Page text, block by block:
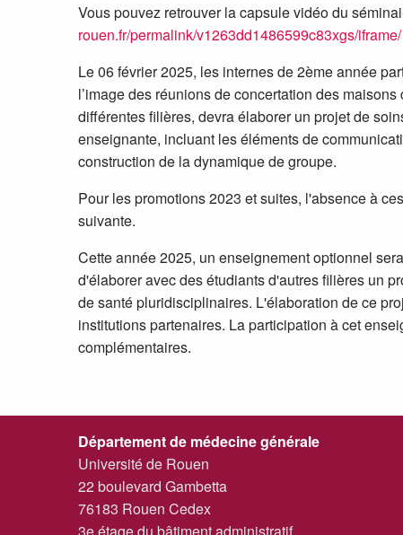
Vous pouvez retrouver la capsule vidéo du
rouen.fr/permalink/v1263dd1486599c83xgs/iframe/
Le 06 février 2025, les internes de 2ème année
l’image des réunions de concertation des
différentes filières, devra élaborer un projet de
enseignante, incluant les éléments de
construction de la dynamique de groupe.
Pour les promotions 2023 et suites, l'absence à
suivante.
Cette année 2025, un enseignement optionnel
d'élaborer avec des étudiants d'autres filières un
de santé pluridisciplinaires. L'élaboration de ce
institutions partenaires. La participation à cet
complémentaires.
Département de médecine générale
Université de Rouen
22 boulevard Gambetta
76183 Rouen Cedex
3e étage du bâtiment administratif